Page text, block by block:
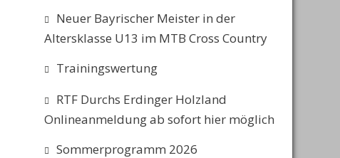
Neuer Bayrischer Meister in der
Altersklasse U13 im MTB Cross Country
Trainingswertung
RTF Durchs Erdinger Holzland
Onlineanmeldung ab sofort hier möglich
Sommerprogramm 2026